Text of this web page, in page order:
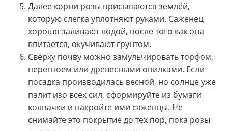
Далее корни розы присыпаются землёй,
которую слегка уплотняют руками. Саженец
хорошо заливают водой, после того как она
впитается, окучивают грунтом.
Сверху почву можно замульчировать торфом,
перегноем или древесными опилками. Если
посадка производилась весной, но солнце уже
палит изо всех сил, сформируйте из бумаги
колпачки и накройте ими саженцы. Не
снимайте это покрытие до тех пор, пока розы